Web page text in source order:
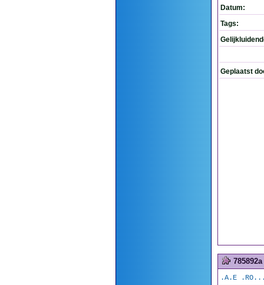
Datum:
Tags:
Geplaatst
785892a
.A.E